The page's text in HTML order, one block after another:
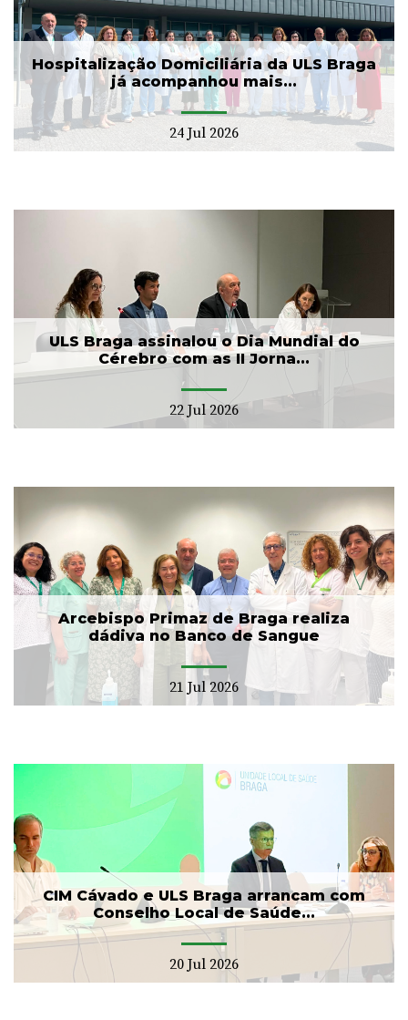
Hospitalização Domiciliária da ULS Braga
já acompanhou mais...
24 Jul 2026
ULS Braga assinalou o Dia Mundial do
Cérebro com as II Jorna...
22 Jul 2026
Arcebispo Primaz de Braga realiza
dádiva no Banco de Sangue
21 Jul 2026
CIM Cávado e ULS Braga arrancam com
Conselho Local de Saúde...
20 Jul 2026